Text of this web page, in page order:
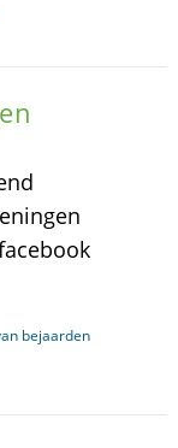
bejaarden